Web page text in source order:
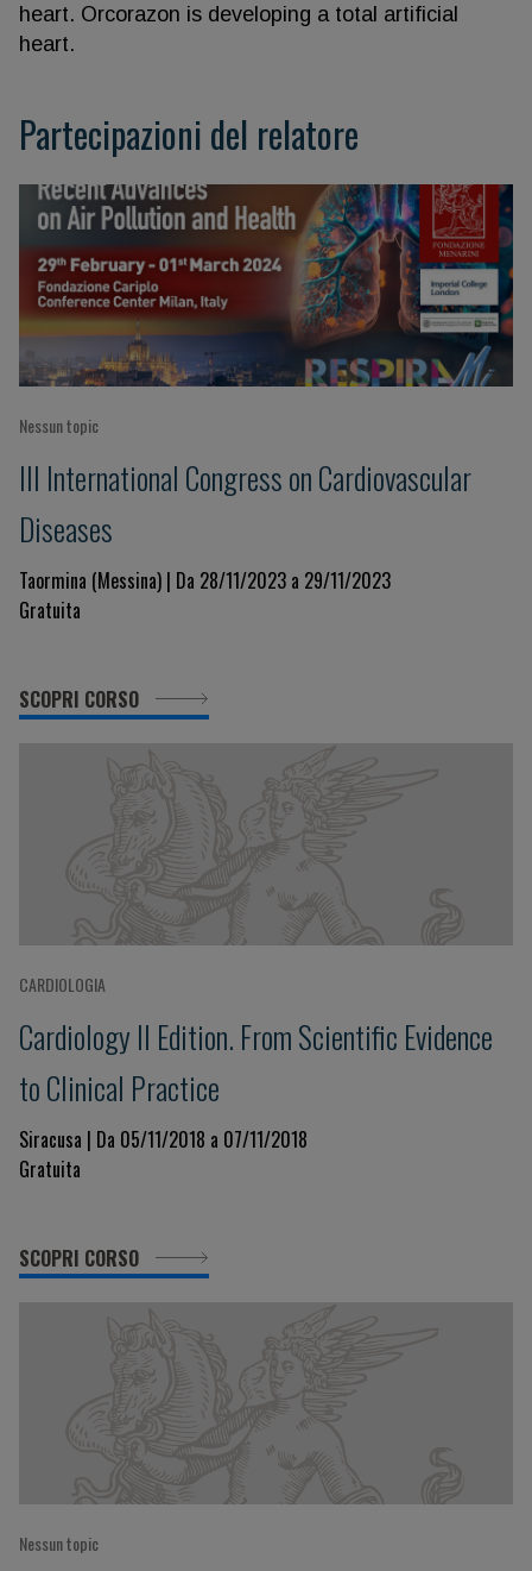
heart. Orcorazon is developing a total artificial
heart.
Partecipazioni del relatore
Nessun topic
III International Congress on Cardiovascular
Diseases
Taormina (Messina) | Da 28/11/2023 a 29/11/2023
Gratuita
SCOPRI CORSO
CARDIOLOGIA
Cardiology II Edition. From Scientific Evidence
to Clinical Practice
Siracusa | Da 05/11/2018 a 07/11/2018
Gratuita
SCOPRI CORSO
Nessun topic